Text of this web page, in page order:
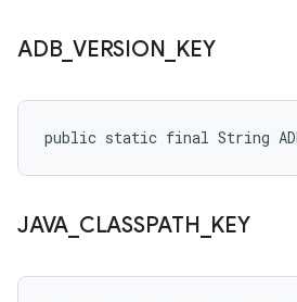
ADB_ VERSION KEY
public static final String
JAVA CLASSPATH KEY